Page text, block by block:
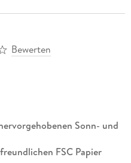
Bewerten
Sonn- und
FSC Papier